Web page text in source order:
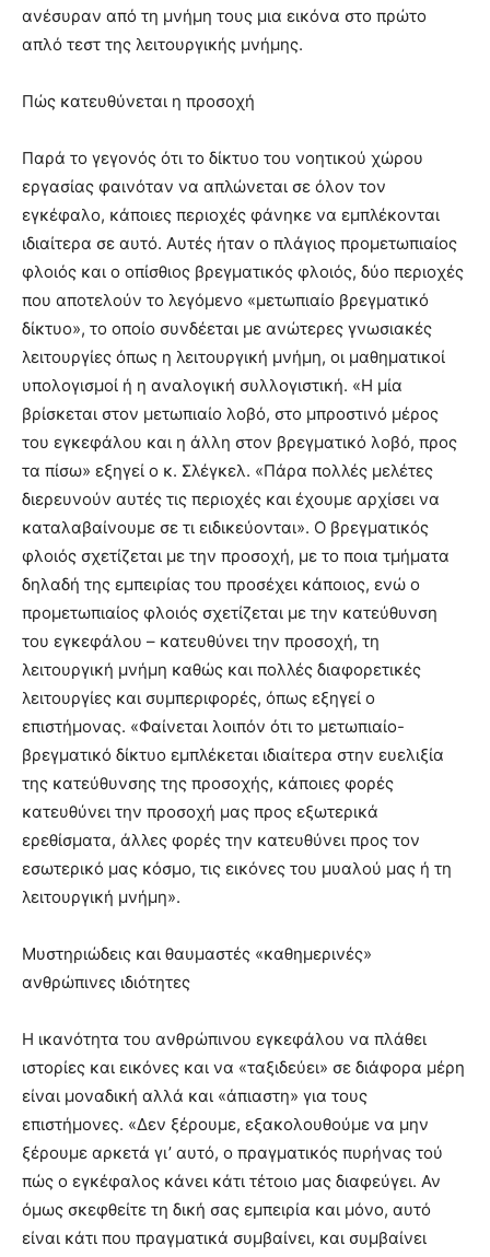
ανέσυραν από τη μνήμη τους μια εικόνα στο πρώτο
απλό τεστ της λειτουργικής μνήμης.
Πώς κατευθύνεται η προσοχή
Παρά το γεγονός ότι το δίκτυο του νοητικού χώρου
εργασίας φαινόταν να απλώνεται σε όλον τον
εγκέφαλο, κάποιες περιοχές φάνηκε να εμπλέκονται
ιδιαίτερα σε αυτό. Αυτές ήταν ο πλάγιος προμετωπιαίος
φλοιός και ο οπίσθιος βρεγματικός φλοιός, δύο περιοχές
που αποτελούν το λεγόμενο «μετωπιαίο βρεγματικό
δίκτυο», το οποίο συνδέεται με ανώτερες γνωσιακές
λειτουργίες όπως η λειτουργική μνήμη, οι μαθηματικοί
υπολογισμοί ή η αναλογική συλλογιστική. «Η μία
βρίσκεται στον μετωπιαίο λοβό, στο μπροστινό μέρος
του εγκεφάλου και η άλλη στον βρεγματικό λοβό, προς
τα πίσω» εξηγεί ο κ. Σλέγκελ. «Πάρα πολλές μελέτες
διερευνούν αυτές τις περιοχές και έχουμε αρχίσει να
καταλαβαίνουμε σε τι ειδικεύονται». Ο βρεγματικός
φλοιός σχετίζεται με την προσοχή, με το ποια τμήματα
δηλαδή της εμπειρίας του προσέχει κάποιος, ενώ ο
προμετωπιαίος φλοιός σχετίζεται με την κατεύθυνση
του εγκεφάλου – κατευθύνει την προσοχή, τη
λειτουργική μνήμη καθώς και πολλές διαφορετικές
λειτουργίες και συμπεριφορές, όπως εξηγεί ο
επιστήμονας. «Φαίνεται λοιπόν ότι το μετωπιαίο-
βρεγματικό δίκτυο εμπλέκεται ιδιαίτερα στην ευελιξία
της κατεύθυνσης της προσοχής, κάποιες φορές
κατευθύνει την προσοχή μας προς εξωτερικά
ερεθίσματα, άλλες φορές την κατευθύνει προς τον
εσωτερικό μας κόσμο, τις εικόνες του μυαλού μας ή τη
λειτουργική μνήμη».
Μυστηριώδεις και θαυμαστές «καθημερινές»
ανθρώπινες ιδιότητες
Η ικανότητα του ανθρώπινου εγκεφάλου να πλάθει
ιστορίες και εικόνες και να «ταξιδεύει» σε διάφορα μέρη
είναι μοναδική αλλά και «άπιαστη» για τους
επιστήμονες. «Δεν ξέρουμε, εξακολουθούμε να μην
ξέρουμε αρκετά γι’ αυτό, ο πραγματικός πυρήνας τού
πώς ο εγκέφαλος κάνει κάτι τέτοιο μας διαφεύγει. Αν
όμως σκεφθείτε τη δική σας εμπειρία και μόνο, αυτό
είναι κάτι που πραγματικά συμβαίνει, και συμβαίνει